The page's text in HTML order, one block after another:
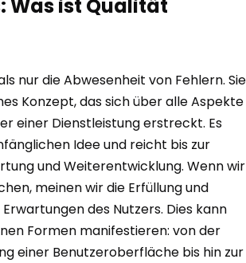
Was ist Qualität
nur die Abwesenheit von Fehlern. Sie
Konzept, das sich über alle Aspekte
einer Dienstleistung erstreckt. Es
Idee und reicht bis zur
und Weiterentwicklung. Wenn wir
meinen wir die Erfüllung und
des Nutzers. Dies kann
Formen manifestieren: von der
einer Benutzeroberfläche bis hin zur